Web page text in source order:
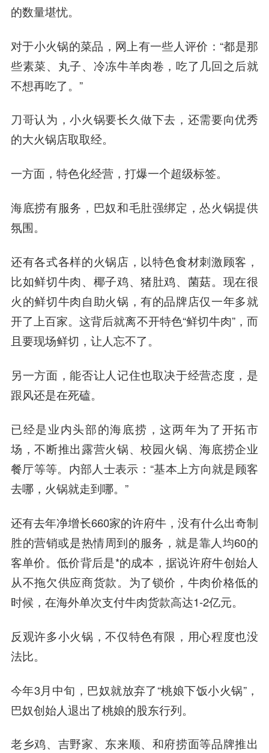
的数量堪忧。
对于小火锅的菜品，网上有一些人评价：“都是那
些素菜、丸子、冷冻牛羊肉卷，吃了几回之后就
不想再吃了。”
刀哥认为，小火锅要长久做下去，还需要向优秀
的大火锅店取取经。
一方面，特色化经营，打爆一个超级标签。
海底捞有服务，巴奴和毛肚强绑定，怂火锅提供
氛围。
还有各式各样的火锅店，以特色食材刺激顾客，
比如鲜切牛肉、椰子鸡、猪肚鸡、菌菇。现在很
火的鲜切牛肉自助火锅，有的品牌店仅一年多就
开了上百家。这背后就离不开特色“鲜切牛肉”，而
且要现场鲜切，让人忘不了。
另一方面，能否让人记住也取决于经营态度，是
跟风还是在死磕。
已经是业内头部的海底捞，这两年为了开拓市
场，不断推出露营火锅、校园火锅、海底捞企业
餐厅等等。内部人士表示：“基本上方向就是顾客
去哪，火锅就走到哪。”
还有去年净增长660家的许府牛，没有什么出奇制
胜的营销或是热情周到的服务，就是靠人均60的
客单价。低价背后是*的成本，据说许府牛创始人
从不拖欠供应商货款。为了锁价，牛肉价格低的
时候，在海外单次支付牛肉货款高达1-2亿元。
反观许多小火锅，不仅特色有限，用心程度也没
法比。
今年3月中旬，巴奴就放弃了“桃娘下饭小火锅”，
巴奴创始人退出了桃娘的股东行列。
老乡鸡、吉野家、东来顺、和府捞面等品牌推出